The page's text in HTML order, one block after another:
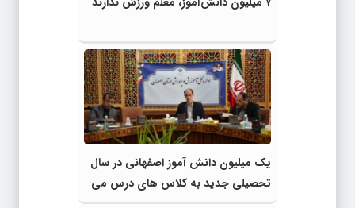
یک میلیون دانش آموز اصفهانی در سال
تحصیلی جدید به کلاس های درس می
روند